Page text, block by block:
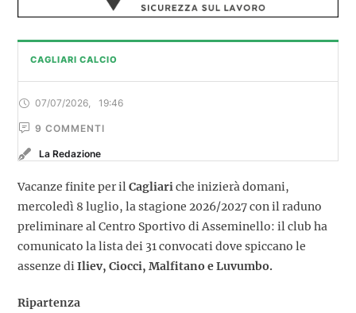
CAGLIARI CALCIO
07/07/2026 19:46
9 COMMENTI
La Redazione
Vacanze finite per ilCagliariche inizierà domani,
mercoledì 8 luglio, la stagione 2026/2027 con il raduno
preliminare al Centro Sportivo di Asseminello: il club ha
comunicato la lista dei 31 convocati dove spiccano le
assenze diIliev, Ciocci, Malfitano e Luvumbo.
Ripartenza